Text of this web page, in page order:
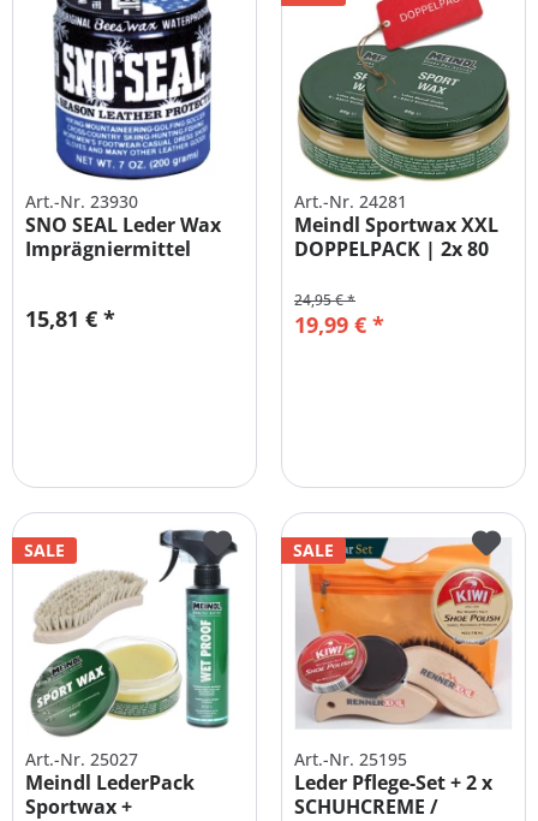
Art.-Nr. 23930
SNO SEAL Leder Wax
Imprägniermittel
15,81 € *
Art.-Nr. 24281
Meindl Sportwax XXL
DOPPELPACK | 2x 80
19,99 € *
24,95 € *
SALE
Art.-Nr. 25027
Meindl LederPack
Sportwax +
SALE
Art.-Nr. 25195
Leder Pflege-Set + 2 x
SCHUHCREME /